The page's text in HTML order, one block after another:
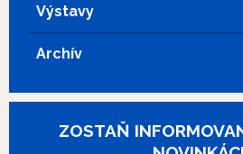
Výstavy
Archív
ZOSTAŇ